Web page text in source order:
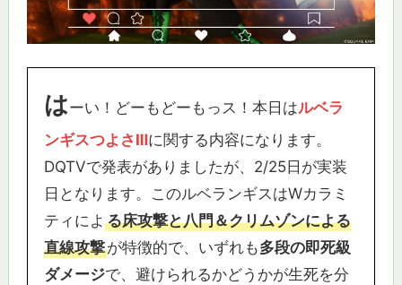
はーい！どーもどーもっス！本日はルベラ
ンギスつよさⅢに関する内容になります。
DQTVで発表がありましたが、2/25日が実装
日となります。このルベランギスはWカラミ
ティによ る床攻撃と八門＆クリムゾンによる
直線攻撃が特徴的で、いずれも多段の即死級
ダメージで、避けられるかどうかが生死を分